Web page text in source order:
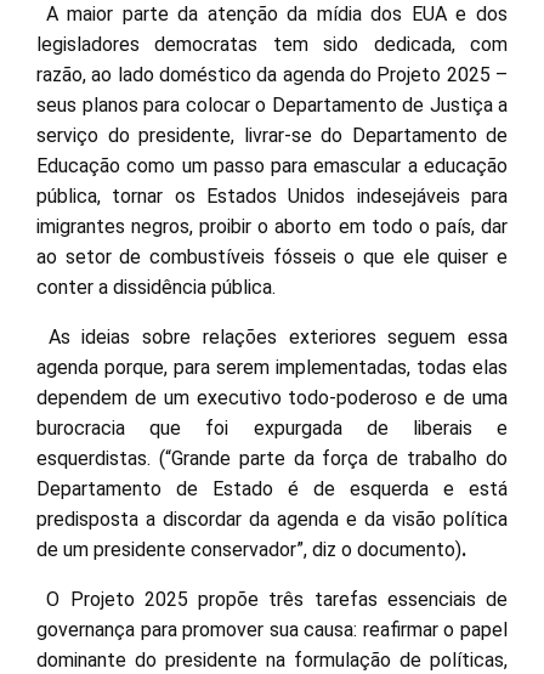
A maior parte da atenção da mídia dos EUA e dos
legisladores democratas tem sido dedicada, com
razão, ao lado doméstico da agenda do Projeto 2025 –
seus planos para colocar o Departamento de Justiça a
serviço do presidente, livrar-se do Departamento de
Educação como um passo para emascular a educação
pública, tornar os Estados Unidos indesejáveis para
imigrantes negros, proibir o aborto em todo o país, dar
ao setor de combustíveis fósseis o que ele quiser e
conter a dissidência pública.
As ideias sobre relações exteriores seguem essa
agenda porque, para serem implementadas, todas elas
dependem de um executivo todo-poderoso e de uma
burocracia que foi expurgada de liberais e
esquerdistas. (“Grande parte da força de trabalho do
Departamento de Estado é de esquerda e está
predisposta a discordar da agenda e da visão política
de um presidente conservador”, diz o documento).
O Projeto 2025 propõe três tarefas essenciais de
governança para promover sua causa: reafirmar o papel
dominante do presidente na formulação de políticas,